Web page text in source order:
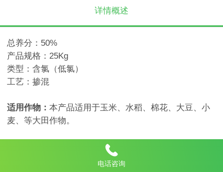
详情概述
总养分： 50%
产品规格： 25Kg
类型：含氯（低氯）
工艺：掺混
适用作物： 本产品适用于玉米、水稻、棉花、大豆、小
麦、等大田作物。
、一般适用于基施，也可分段施肥，通常每亩
电话咨询